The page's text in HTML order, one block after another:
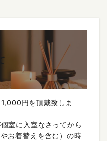
円を頂戴致しま
室に入室なさってから
お着替えを含む）の時